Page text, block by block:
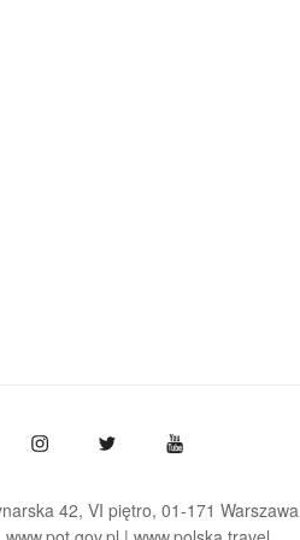
42, VI piętro, 01-171 Warszawa